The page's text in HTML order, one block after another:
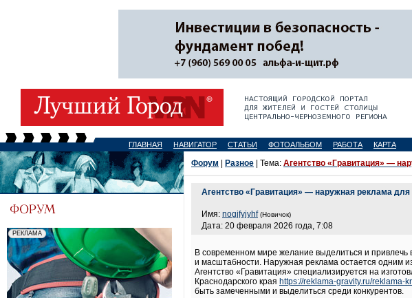
ГЛАВНАЯ НАВИГАТОР СТАТЬИ ФОТОАЛЬБОМ РАБОТА КАРТА
Форум Разное | Тема: Агентство «Гравитация» —
Агентство «Гравитация» — наружная реклама для
Имя: nogjfyjyhf (Новичок)
Дата: 20 февраля 2026 года, 7:08
В современном мире желание выделиться и
и масштабности. Наружная реклама остается одним
Агентство «Гравитация» специализируется на
Краснодарского края https://reklama-gravity.ru/reklama-
быть замеченными и выделиться среди конкурентов.